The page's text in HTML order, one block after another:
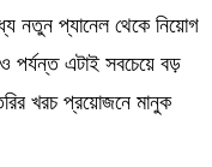
নতুন প্যানেল থেকে নিয়োগ
পর্যন্ত এটাই সবচেয়ে বড়
খরচ প্রয়োজনে মানুক